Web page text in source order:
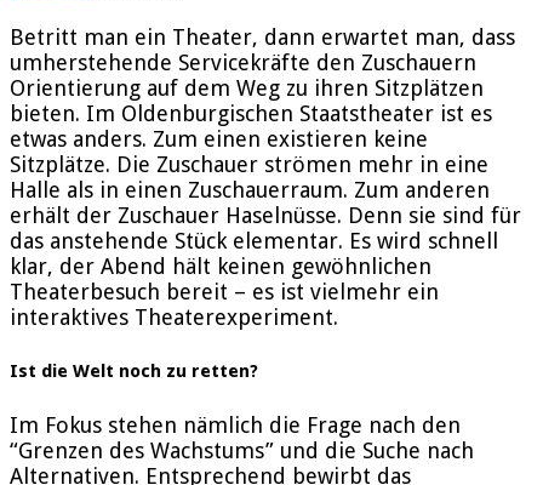
Betritt man ein Theater, dann erwartet man, dass
umherstehende Servicekräfte den Zuschauern
Orientierung auf dem Weg zu ihren Sitzplätzen
bieten. Im Oldenburgischen Staatstheater ist es
etwas anders. Zum einen existieren keine
Sitzplätze. Die Zuschauer strömen mehr in eine
Halle als in einen Zuschauerraum. Zum anderen
erhält der Zuschauer Haselnüsse. Denn sie sind für
das anstehende Stück elementar. Es wird schnell
klar, der Abend hält keinen gewöhnlichen
Theaterbesuch bereit – es ist vielmehr ein
interaktives Theaterexperiment.
Ist die Welt noch zu retten?
Im Fokus stehen nämlich die Frage nach den
“Grenzen des Wachstums” und die Suche nach
Alternativen. Entsprechend bewirbt das